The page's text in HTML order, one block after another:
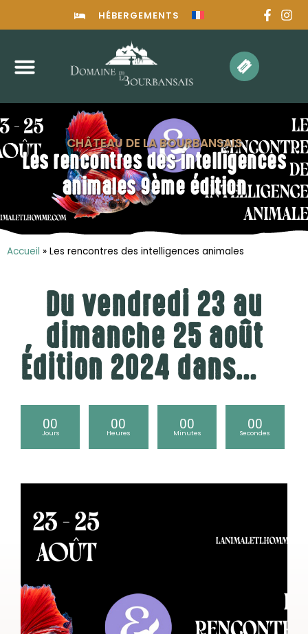
HÉBERGEMENTS
CHÂTEAU DE LA BOURBANSAIS
Les rencontres des intelligences
animales 9ème édition
Accueil » Les rencontres des intelligences animales
Du vendredi 23 au
dimanche 25 août
Édition 2024 dans…
00
Jours
00
Heures
00
Minutes
00
Secondes